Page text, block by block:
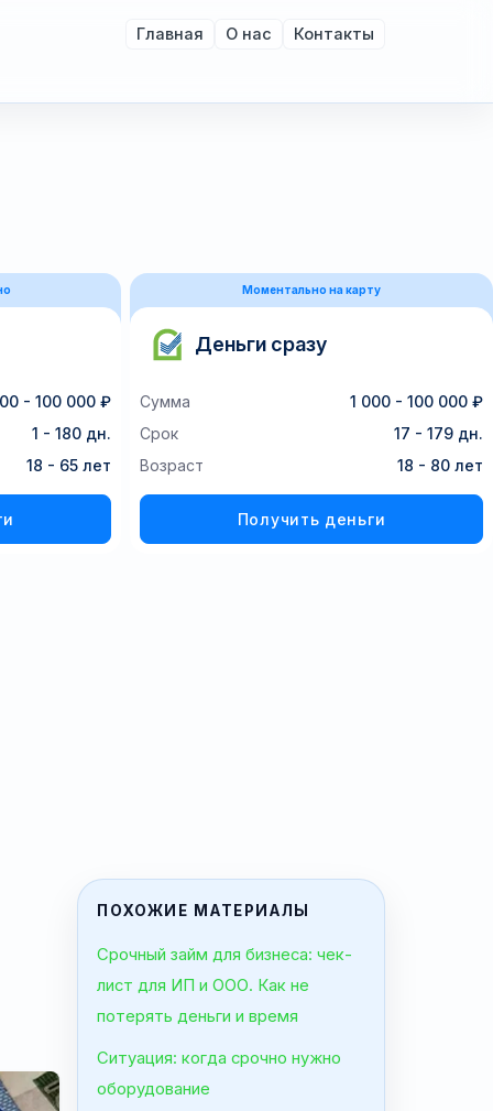
Главная О нас Контакты
- 100 000 ₽
1 - 180 дн.
18 - 65 лет
Моментально на карту
Деньги сразу
Сумма
1 000 - 100 000 ₽
Срок
17 - 179 дн.
Возраст
18 - 80 лет
Получить деньги
ПОХОЖИЕ МАТЕРИАЛЫ
Срочный займ для бизнеса: чек-
лист для ИП и ООО. Как не
потерять деньги и время
Ситуация: когда срочно нужно
оборудование